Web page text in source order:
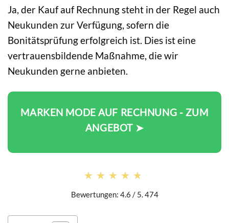
Ja, der Kauf auf Rechnung steht in der Regel auch
Neukunden zur Verfügung, sofern die
Bonitätsprüfung erfolgreich ist. Dies ist eine
vertrauensbildende Maßnahme, die wir
Neukunden gerne anbieten.
MARKEN MODE AUF RECHNUNG - ZUM
ANGEBOT ➤
★★★★★
★★★★★
Bewertungen: 4.6 / 5. 474